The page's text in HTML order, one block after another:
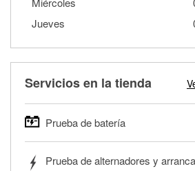
Jueves
Servicios en la tienda
Prueba de batería
autos, camionetas, SUVs, vehículos
Prueba de alternadores y